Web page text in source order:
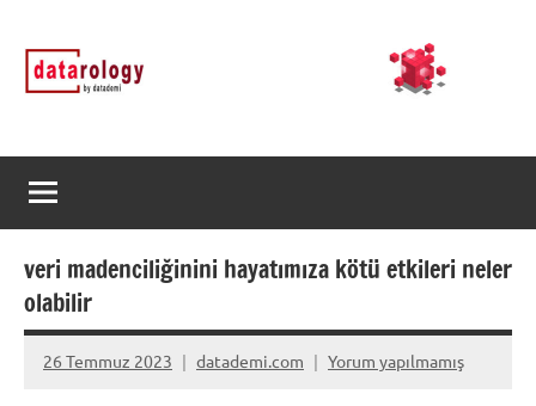
geçDATArology
by
rology
veri madenciliğinini hayatımıza kötü etkileri neler
olabilir
26 Temmuz 2023 datademi.com Yorum yapılmamış